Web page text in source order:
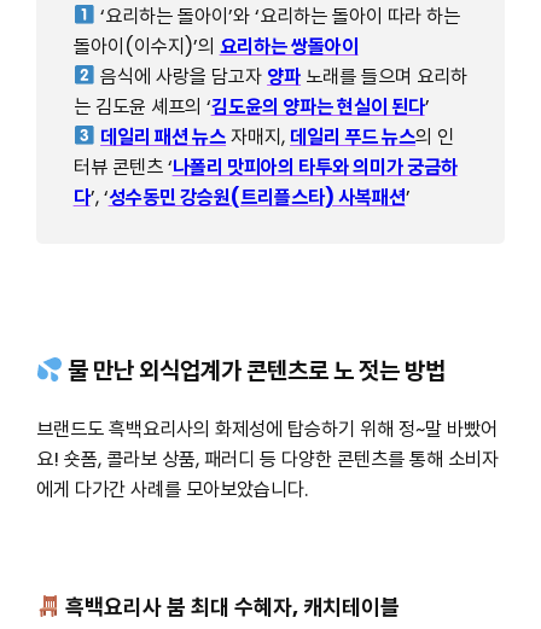
‘요리하는 돌아이’와 ‘요리하는 돌아이 따라 하는
돌아이(이수지)’의 요리하는 쌍돌아이
음식에 사랑을 담고자 양파 노래를 들으며 요리하
는 김도윤 셰프의 ‘김도윤의 양파는 현실이 된다’
데일리 패션 뉴스자매지, 데일리 푸드 뉴스의 인
터뷰 콘텐츠 ‘나폴리 맛피아의 타투와 의미가 궁금하
다’, ‘성수동민 강승원(트리플스타) 사복패션’
물 만난 외식업계가 콘텐츠로 노 젓는 방법
브랜드도 흑백요리사의 화제성에 탑승하기 위해 정~말 바빴어
요! 숏폼, 콜라보 상품, 패러디 등 다양한 콘텐츠를 통해 소비자
에게 다가간 사례를 모아보았습니다.
흑백요리사 붐 최대 수혜자, 캐치테이블